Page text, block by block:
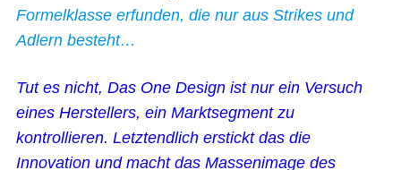
Formelklasse erfunden, die nur aus Strikes und
Adlern besteht…
Tut es nicht, Das One Design ist nur ein Versuch
eines Herstellers, ein Marktsegment zu
kontrollieren. Letztendlich erstickt das die
Innovation und macht das Massenimage des